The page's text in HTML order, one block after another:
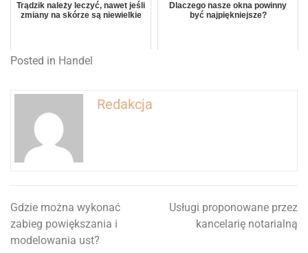
Trądzik należy leczyć, nawet jeśli
zmiany na skórze są niewielkie
Dlaczego nasze okna powinny
być najpiękniejsze?
Posted in Handel
Redakcja
Nawigacja
wpisu
Gdzie można wykonać
zabieg powiększania i
modelowania ust?
Usługi proponowane przez
kancelarię notarialną